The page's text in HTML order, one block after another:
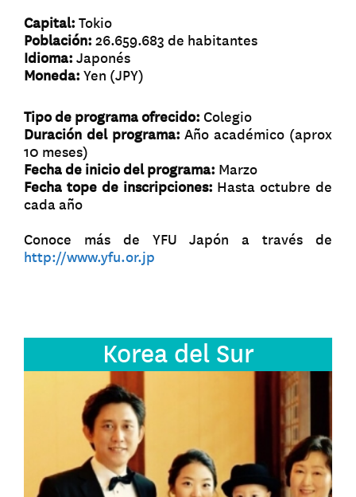
Capital: Tokio
Población: 26.659.683 de habitantes
Idioma: Japonés
Moneda: Yen (JPY)
Tipo de programa ofrecido: Colegio
Duración del programa: Año académico (aprox
10 meses)
Fecha de inicio del programa: Marzo
Fecha tope de inscripciones: Hasta octubre de
cada año
Conoce más de YFU Japón a través de
http://www.yfu.or.jp
Korea del Sur